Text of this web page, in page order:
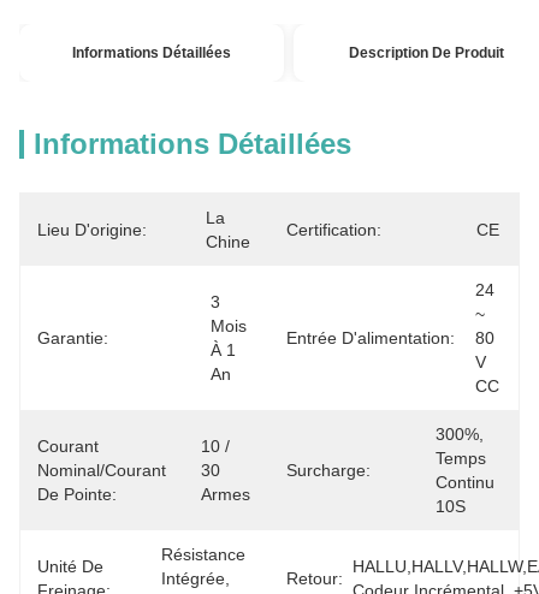
Informations Détaillées Description De Produit
Informations Détaillées
Lieu D'origine:
La
Chine
Certification: CE
Garantie:
3
Mois
À 1
An
Entrée D'alimentation:
24
~
80
V
CC
Courant
Nominal/courant
De Pointe:
10 /
30
Armes
Surcharge:
300%,
Temps
Continu
10S
Unité De
Résistance
Intégrée,
Retour: